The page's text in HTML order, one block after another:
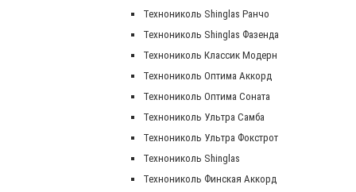
Технониколь Shinglas Ранчо
Технониколь Shinglas Фазенда
Технониколь Классик Модерн
Технониколь Оптима Аккорд
Технониколь Оптима Соната
Технониколь Ультра Самба
Технониколь Ультра Фокстрот
Технониколь Shinglas
Технониколь Финская Аккорд